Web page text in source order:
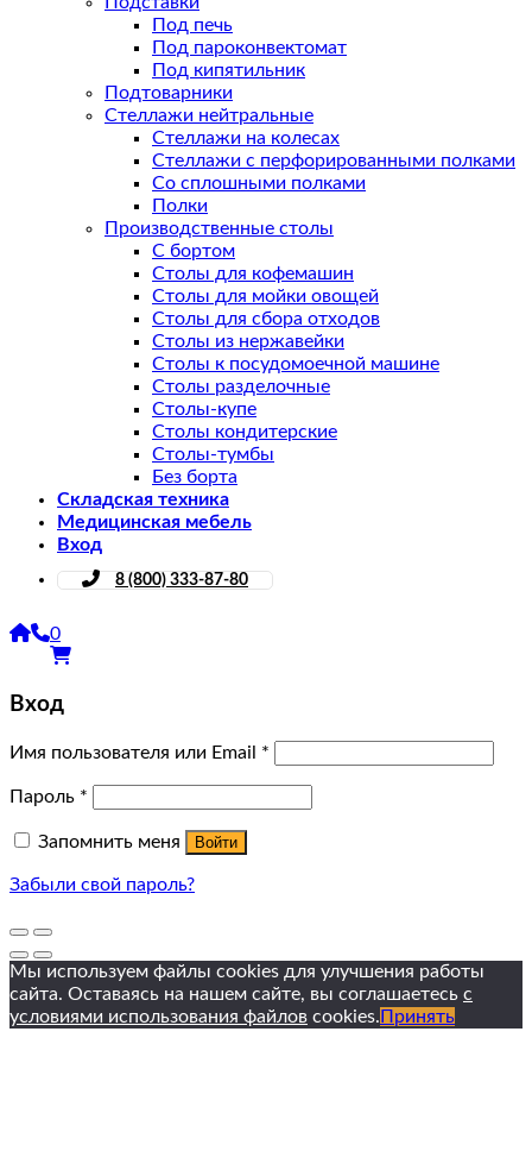
Под печь
Под пароконвектомат
Под кипятильник
Подтоварники
Стеллажи нейтральные
Стеллажи на колесах
Стеллажи с перфорированными полками
Со сплошными полками
Полки
Производственные столы
С бортом
Столы для кофемашин
Столы для мойки овощей
Столы для сбора отходов
Столы из нержавейки
Столы к посудомоечной машине
Столы разделочные
Столы-купе
Столы кондитерские
Столы-тумбы
Без борта
Складская техника
Медицинская мебель
Вход
8 (800) 333-87-80
0
Вход
Имя пользователя или Email *
Пароль *
Запомнить меня Войти
Забыли свой пароль?
Мы используем файлы cookies для улучшения работы
сайта. Оставаясь на нашем сайте, вы соглашаетесь с
условиями использования файлов cookies. Принять